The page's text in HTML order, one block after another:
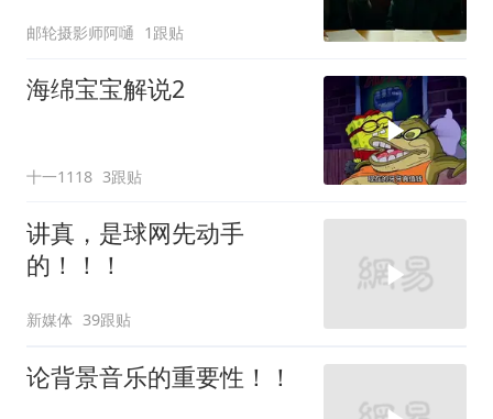
邮轮摄影师阿嗵 1跟贴
海绵宝宝解说2
十一1118 3跟贴
讲真，是球网先动手
的！！！
新媒体 39跟贴
论背景音乐的重要性！！